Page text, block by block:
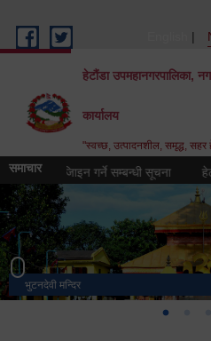
हेटौंडा उपमहानगरपालिका,
कार्यालय
"स्वच्छ, उत्पादनशील, समृद्ध, सहर
समाचार
डिजिाइन गर्ने सम्बन्धी सूचना हेटौंडा
भुटनदेवी मन्दिर
स्मारक
हेटौंडा उपमहानगरपालिका नगर कार्यपालिकाको
मनकामना डाँडाबाट देखिएको दृश्य